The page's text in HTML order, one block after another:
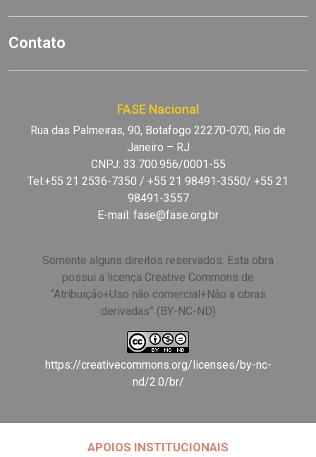
Contato
FASE Nacional
Rua das Palmeiras, 90, Botafogo 22270-070, Rio de
Janeiro – RJ
CNPJ: 33.700.956/0001-55
Tel:+55 21 2536-7350 / +55 21 98491-3550/ +55 21
98491-3557
E-mail: fase@fase.org.br
Somente alguns direitos reservados. Esta obra
possui a licença Creative Commons de
“Atribuição+Uso não comercial+Não a obras
derivadas” (BY-NC-ND)
https://creativecommons.org/licenses/by-nc-
nd/2.0/br/
APOIOS INSTITUCIONAIS